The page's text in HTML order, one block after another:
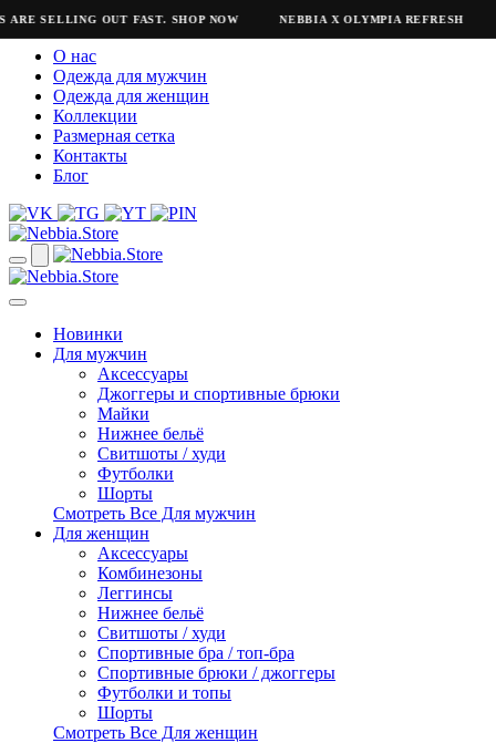
SELLING OUT FAST. SHOP NOW NEBBIA X OLYMPIA REFRESH
О нас
Одежда для мужчин
Одежда для женщин
Коллекции
Размерная сетка
Контакты
Блог
Новинки
Для мужчин
Аксессуары
Джоггеры и спортивные брюки
Майки
Нижнее бельё
Свитшоты / худи
Футболки
Шорты
Смотреть Все Для мужчин
Для женщин
Аксессуары
Комбинезоны
Леггинсы
Нижнее бельё
Свитшоты / худи
Спортивные бра / топ-бра
Спортивные брюки / джоггеры
Футболки и топы
Шорты
Смотреть Все Для женщин